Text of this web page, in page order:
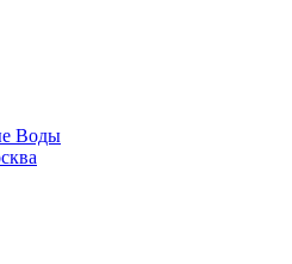
Воды